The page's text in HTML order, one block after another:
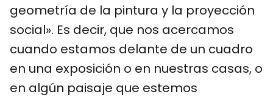
geometría de la pintura y la proyección
social». Es decir, que nos acercamos
cuando estamos delante de un cuadro
en una exposición o en nuestras casas, o
en algún paisaje que estemos